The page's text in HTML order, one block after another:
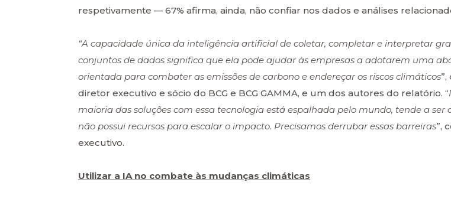
respetivamente — 67% afirma, ainda, não confiar nos dados e análises
“A capacidade única da inteligência artificial de coletar, completar e interpretar
conjuntos de dados significa que ela pode ajudar às empresas a adotarem uma
orientada para combater as emissões de carbono e endereçar os riscos climáticos”,
diretor executivo e sócio do BCG e BCG GAMMA, e um dos autores do relatório. “
maioria das soluções com essa tecnologia está espalhada pelo mundo, tende a ser
não possui recursos para escalar o impacto. Precisamos derrubar essas barreiras”,
executivo.
Utilizar a IA no combate às mudanças climáticas